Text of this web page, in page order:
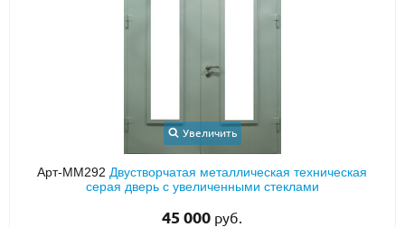
Увеличить
Арт-ММ292 Двустворчатая металлическая техническая
серая дверь с увеличенными стеклами
45 000 руб.